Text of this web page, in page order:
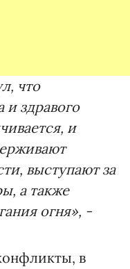
что
и здравого
и
выступают за
а также
огня», -
в